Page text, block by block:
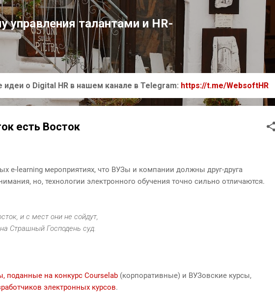
К основному контенту
управления талантами и HR-
идеи о Digital HR в нашем канале в Telegram: https://t.me/WebsoftHR
есть Восток
e-learning мероприятиях, что ВУЗы и компании должны друг-друга
но, технологии электронного обучения точно сильно отличаются.
и с мест они не сойдут,
Страшный Господень суд.
поданные на конкурс Courselab (корпоративные) и ВУЗовские курсы,
электронных курсов.